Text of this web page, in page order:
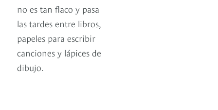
no es tan flaco y pasa
las tardes entre libros,
papeles para escribir
canciones y lápices de
dibujo.